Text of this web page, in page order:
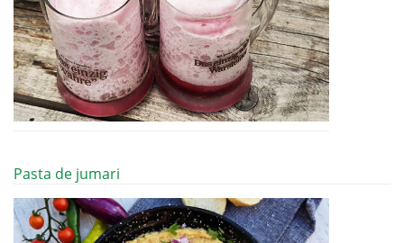
Pasta de jumari